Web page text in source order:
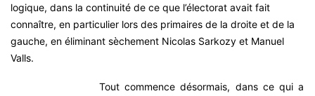
logique, dans la continuité de ce que l’électorat avait fait
connaître, en particulier lors des primaires de la droite et de la
gauche, en éliminant sèchement Nicolas Sarkozy et Manuel
Valls.
Tout commence désormais, dans ce qui a